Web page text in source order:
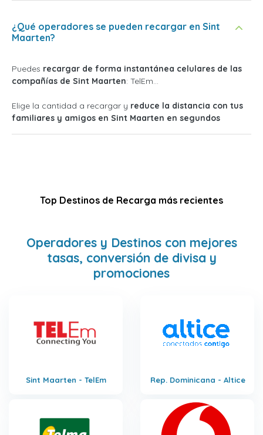
¿Qué operadores se pueden recargar en Sint
Maarten?
Puedes recargar de forma instantánea celulares de las
compañías de Sint Maarten: TelEm...
Elige la cantidad a recargar y reduce la distancia con tus
familiares y amigos en Sint Maarten en segundos
Top Destinos de Recarga más recientes
Operadores y Destinos con mejores
tasas, conversión de divisa y
promociones
Sint Maarten - TelEm Rep. Dominicana - Altice